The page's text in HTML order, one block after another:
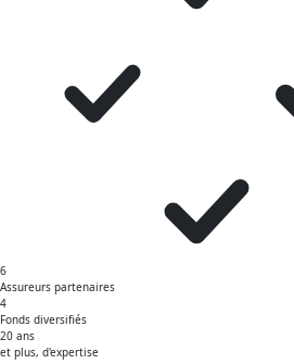
6
Assureurs partenaires
4
Fonds diversifiés
20 ans
et plus, d'expertise